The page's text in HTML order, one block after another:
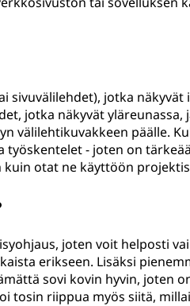
sivuvälilehdet), jotka näkyvät
jotka näkyvät yläreunassa,
välilehtikuvakkeen päälle.
työskentelet - joten on
otat ne käyttöön
joten voit helposti
erikseen. Lisäksi
sovi kovin hyvin, joten
tosin riippua myös siitä,